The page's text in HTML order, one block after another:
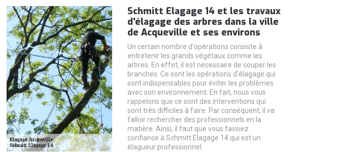
Schmitt Elagage 14 et les travaux
d'élagage des arbres dans la ville
de Acqueville et ses environs
Un certain nombre d'opérations consiste à
entretenir les grands végétaux comme les
arbres. En effet, il est nécessaire de couper les
branches. Ce sont les opérations d'élagage qui
sont indispensables pour éviter les problèmes
avec son environnement. En fait, nous vous
rappelons que ce sont des interventions qui
sont très difficiles à faire. Par conséquent, il va
falloir rechercher des professionnels en la
matière. Ainsi, il faut que vous fassiez
confiance à Schmitt Elagage 14 qui est un
élagueur professionnel.